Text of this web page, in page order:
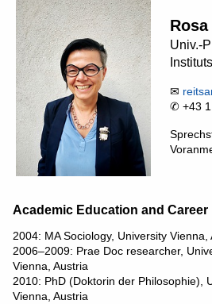
Univ.-
✉
✆ +43
Academic Education and Career
2004: MA Sociology, University Vienna,
2006–2009: Prae Doc researcher,
Vienna, Austria
2010: PhD (Doktorin der Philosophie),
Vienna, Austria